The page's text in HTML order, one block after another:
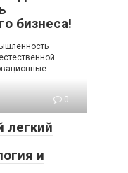
бизнеса!
0
легкий
и